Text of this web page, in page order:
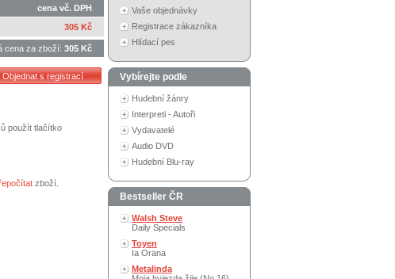
cena vč. DPH
305 Kč
cena za zboží: 305 Kč
použít tlačítko
zboží.
Vaše objednávky
Registrace zákazníka
Hlídací pes
Vybírejte podle
Hudební žánry
Interpreti - Autoři
Vydavatelé
Audio DVD
Hudební Blu-ray
Bestseller ČR
Walsh Steve
Daily Specials
Toyen
Ia Orana
Metalinda